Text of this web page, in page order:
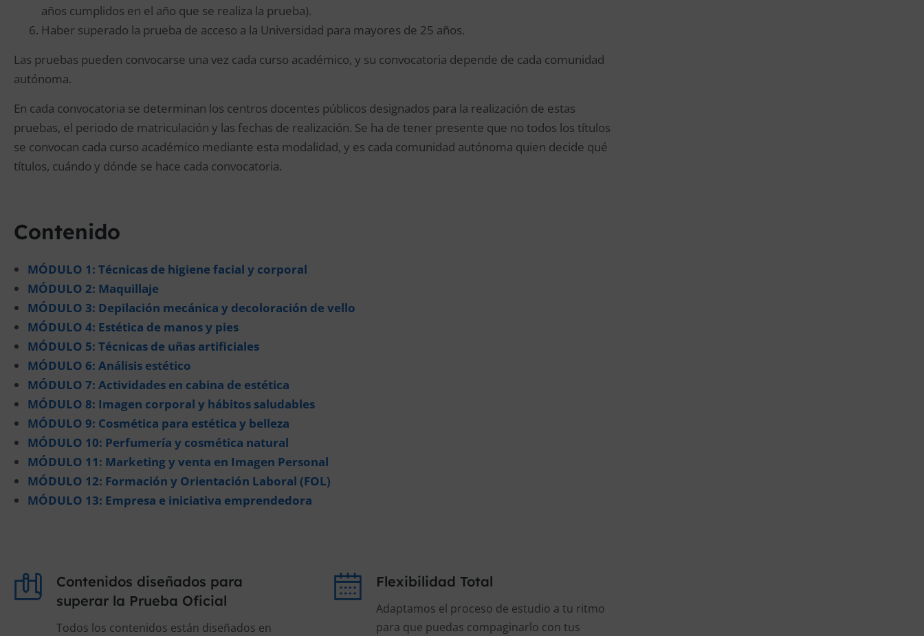
años cumplidos en el año que se realiza la prueba).
Haber superado la prueba de acceso a la Universidad para mayores de 25 años.
Las pruebas pueden convocarse una vez cada curso académico, y su convocatoria depende de cada comunidad
autónoma.
En cada convocatoria se determinan los centros docentes públicos designados para la realización de estas
pruebas, el periodo de matriculación y las fechas de realización. Se ha de tener presente que no todos los títulos
se convocan cada curso académico mediante esta modalidad, y es cada comunidad autónoma quien decide qué
títulos, cuándo y dónde se hace cada convocatoria.
Contenido
MÓDULO 1: Técnicas de higiene facial y corporal
MÓDULO 2: Maquillaje
MÓDULO 3: Depilación mecánica y decoloración de vello
MÓDULO 4: Estética de manos y pies
MÓDULO 5: Técnicas de uñas artificiales
MÓDULO 6: Análisis estético
MÓDULO 7: Actividades en cabina de estética
MÓDULO 8: Imagen corporal y hábitos saludables
MÓDULO 9: Cosmética para estética y belleza
MÓDULO 10: Perfumería y cosmética natural
MÓDULO 11: Marketing y venta en Imagen Personal
MÓDULO 12: Formación y Orientación Laboral (FOL)
MÓDULO 13: Empresa e iniciativa emprendedora
Contenidos diseñados para
superar la Prueba Oficial
Todos los contenidos están diseñados en
Flexibilidad Total
Adaptamos el proceso de estudio a tu ritmo
para que puedas compaginarlo con tus